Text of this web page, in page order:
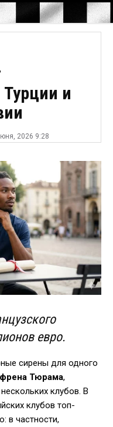
и
2026 9:28
евро.
сирены для одного
Тюрама,
клубов. В
клубов топ-
в частности,